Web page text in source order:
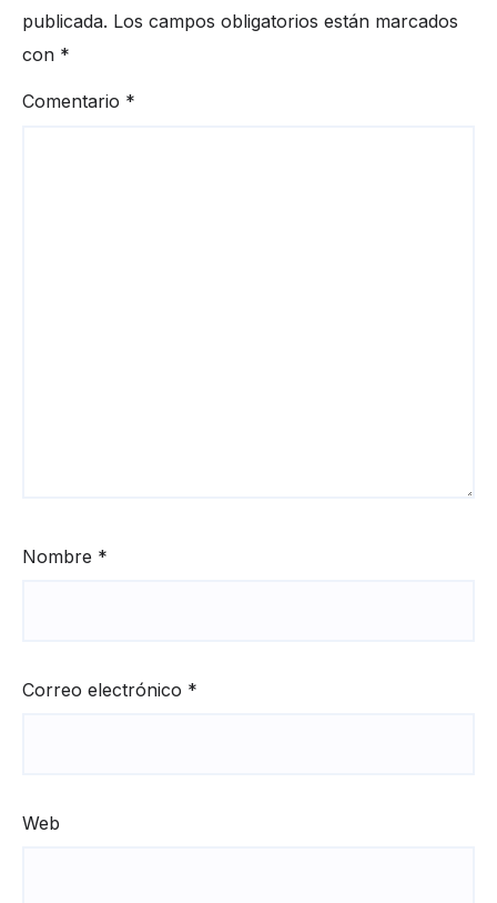
publicada. Los campos obligatorios están marcados
con *
Comentario *
Nombre *
Correo electrónico *
Web